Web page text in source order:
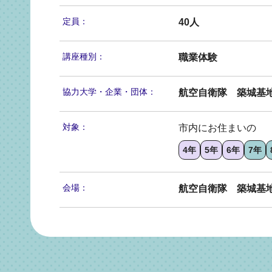
定員： 40人
講座種別： 職業体験
協力大学・ 企業・団体： 航空自衛隊 築城基
対象： 市内にお住まいの
4年 5年 6年 7年
会場： 航空自衛隊 築城基